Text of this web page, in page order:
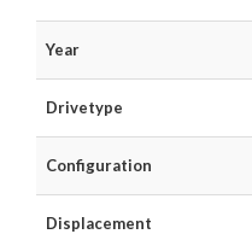
Year
Drivetype
Configuration
Displacement